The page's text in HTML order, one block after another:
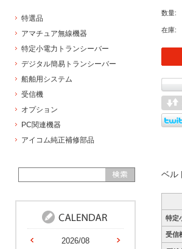
数量:
在庫:
ベル
特定
受信
特選品
アマチュア無線機器
特定小電力トランシーバー
デジタル簡易トランシーバー
船舶用システム
受信機
オプション
PC関連機器
アイコム純正補修部品
2026/08